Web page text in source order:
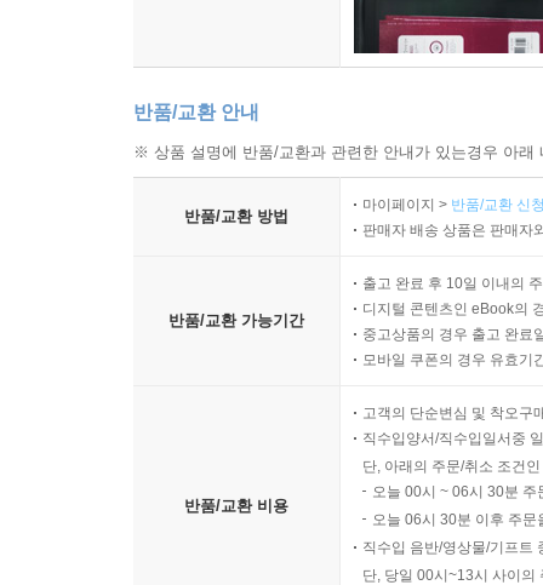
반품/교환 안내
※ 상품 설명에 반품/교환과 관련한 안내가 있는경우 아
반품/교환 방법
마이페이지 > 반품/교환 신
판매자 배송 상품은 판매자
반품/교환 가능기간
출고 완료 후 10일 이내의
디지털 콘텐츠인 eBook의
중고상품의 경우 출고 완료
모바일 쿠폰의 경우 유효기
반품/교환 비용
고객의 단순변심 및 착오구
직수입양서/직수입일서중
단, 아래의 주문/취소 조건
오늘 00시 ~ 06시 30분
오늘 06시 30분 이후 주
직수입 음반/영상물/기프트
단, 당일 00시~13시 사이의